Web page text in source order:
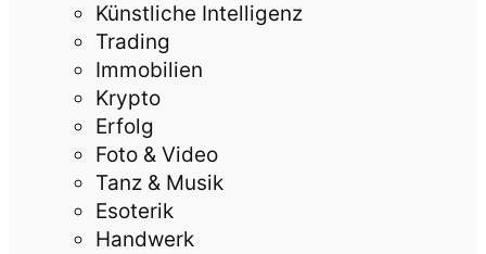
Künstliche Intelligenz
Trading
Immobilien
Krypto
Erfolg
Foto & Video
Tanz & Musik
Esoterik
Handwerk